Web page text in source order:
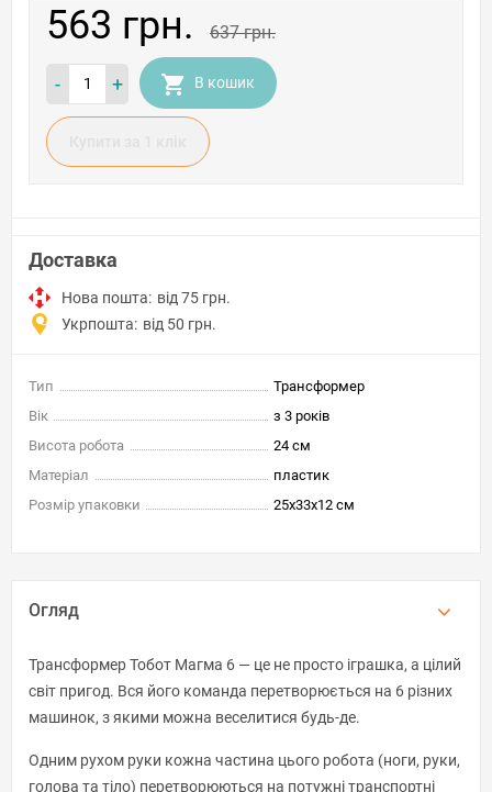
563 грн. 637 грн.
- + В кошик
Доставка
Нова пошта: від 75 грн.
Укрпошта: від 50 грн.
Тип
Трансформер
Вік
з 3 років
Висота робота
24 см
Матеріал
пластик
Розмір упаковки
25x33x12 см
Огляд
Трансформер Тобот Магма 6 — це не просто іграшка, а цілий
світ пригод. Вся його команда перетворюється на 6 різних
машинок, з якими можна веселитися будь-де.
Одним рухом руки кожна частина цього робота (ноги, руки,
голова та тіло) перетворюються на потужні транспортні